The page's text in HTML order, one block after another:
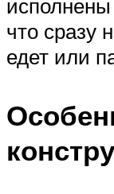
что сразу
едет или